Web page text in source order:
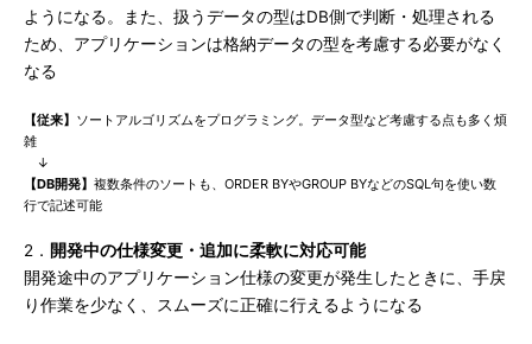
ようになる。また、扱うデータの型はDB側で判断・処理される
ため、アプリケーションは格納データの型を考慮する必要がなく
なる
【従来】 ソートアルゴリズムをプログラミング。データ型など考慮する点も多く煩
雑
↓
【DB開発】 複数条件のソートも、ORDER BYやGROUP BYなどのSQL句を使い数
行で記述可能
2． 開発中の仕様変更・追加に柔軟に対応可能
開発途中のアプリケーション仕様の変更が発生したときに、手戻
り作業を少なく、スムーズに正確に行えるようになる